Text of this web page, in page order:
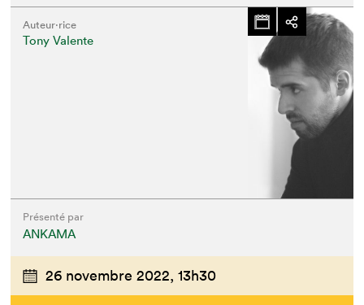
Auteur·rice
Tony Valente
Présenté par
ANKAMA
26 novembre 2022, 13h30